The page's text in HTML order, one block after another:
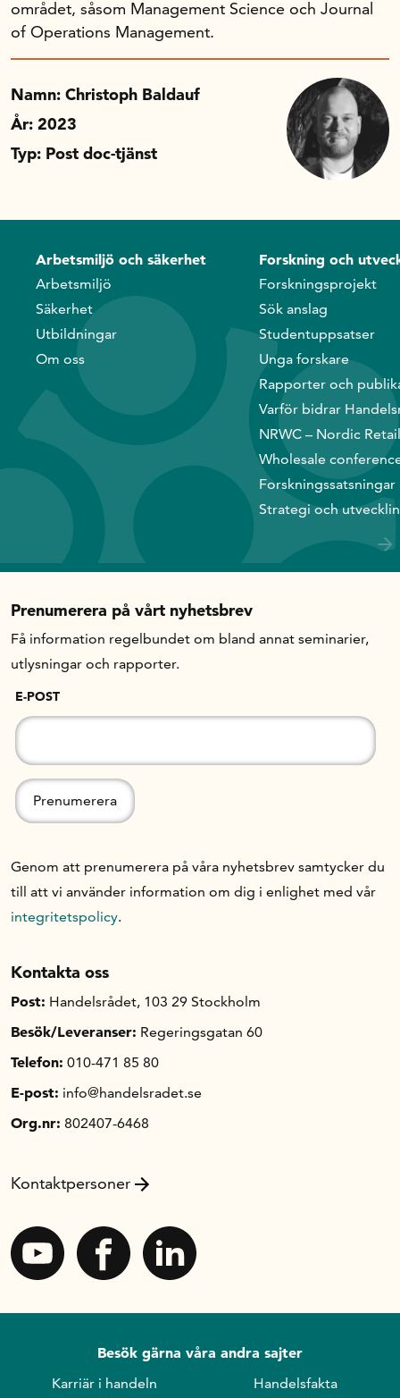
området, såsom Management Science och Journal
of Operations Management.
Namn: Christoph Baldauf
År: 2023
Typ: Post doc-tjänst
Arbetsmiljö och säkerhet
Arbetsmiljö
Säkerhet
Utbildningar
Om oss
Forskning och
Forskningsprojekt
Sök anslag
Studentuppsatser
Unga forskare
Rapporter och
Varför bidrar
NRWC – Nordic
Wholesale
Forskningssatsningar
Strategi och
Prenumerera på vårt nyhetsbrev
Få information regelbundet om bland annat seminarier,
utlysningar och rapporter.
E-POST
Genom att prenumerera på våra nyhetsbrev samtycker du
till att vi använder information om dig i enlighet med vår
integritetspolicy.
Kontakta oss
Post: Handelsrådet, 103 29 Stockholm
Besök/Leveranser: Regeringsgatan 60
Telefon: 010-471 85 80
E-post: info@handelsradet.se
Org.nr: 802407-6468
Kontaktpersoner
Besök gärna våra andra sajter
Karriär i handeln Handelsfakta